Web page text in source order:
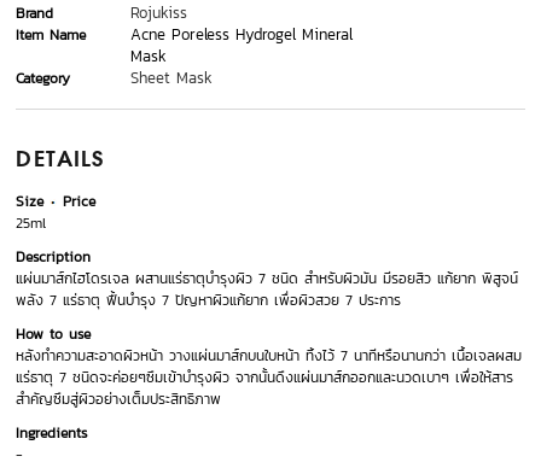
Brand Rojukiss
Item Name
Acne Poreless Hydrogel Mineral
Mask
Category Sheet Mask
DETAILS
Size
Price
25ml
Description
แผ่นมาส์กไฮโดรเจล ผสานแร่ธาตุบำรุงผิว 7 ชนิด สำหรับผิวมัน มีรอยสิว แก้ยาก พิสูจน์
พลัง 7 แร่ธาตุ ฟื้นบำรุง 7 ปัญหาผิวแก้ยาก เพื่อผิวสวย 7 ประการ
How to use
หลังทำความสะอาดผิวหน้า วางแผ่นมาส์กบนใบหน้า ทิ้งไว้ 7 นาทีหรือนานกว่า เนื้อเจลผสม
แร่ธาตุ 7 ชนิดจะค่อยๆซึมเข้าบำรุงผิว จากนั้นดึงแผ่นมาส์กออกและนวดเบาๆ เพื่อให้สาร
สำคัญซึมสู่ผิวอย่างเต็มประสิทธิภาพ
Ingredients
-